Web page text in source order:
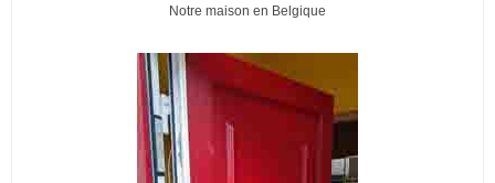
Notre maison en Belgique